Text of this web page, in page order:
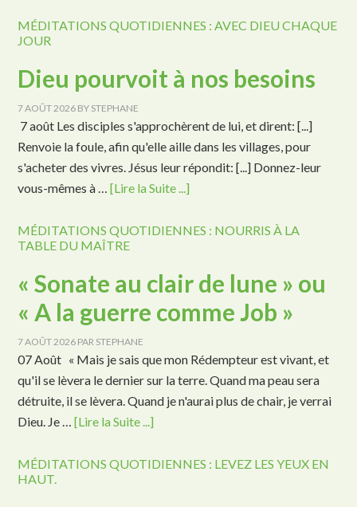
MÉDITATIONS QUOTIDIENNES : AVEC DIEU CHAQUE
JOUR
Dieu pourvoit à nos besoins
7 AOÛT 2026 BY STEPHANE
7 août Les disciples s'approchèrent de lui, et dirent: [...]
Renvoie la foule, afin qu'elle aille dans les villages, pour
s'acheter des vivres. Jésus leur répondit: [...] Donnez-leur
vous-mêmes à …[Lire la Suite ...]
MÉDITATIONS QUOTIDIENNES : NOURRIS À LA
TABLE DU MAÎTRE
« Sonate au clair de lune » ou
« A la guerre comme Job »
7 AOÛT 2026 PAR STEPHANE
07 Août « Mais je sais que mon Rédempteur est vivant, et
qu'il se lèvera le dernier sur la terre. Quand ma peau sera
détruite, il se lèvera. Quand je n'aurai plus de chair, je verrai
Dieu. Je …[Lire la Suite ...]
MÉDITATIONS QUOTIDIENNES : LEVEZ LES YEUX EN
HAUT.